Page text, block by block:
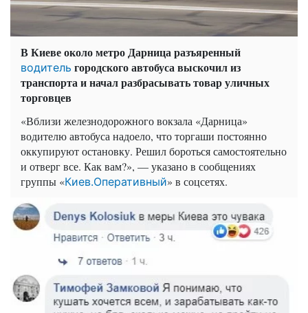
В Киеве около метро Дарница разъяренный
водитель городского автобуса выскочил из
транспорта и начал разбрасывать товар уличных
торговцев
«Вблизи железнодорожного вокзала «Дарница»
водителю автобуса надоело, что торгаши постоянно
оккупируют остановку. Решил бороться самостоятельно
и отверг все. Как вам?», — указано в сообщениях
группы «Киев.Оперативный» в соцсетях.